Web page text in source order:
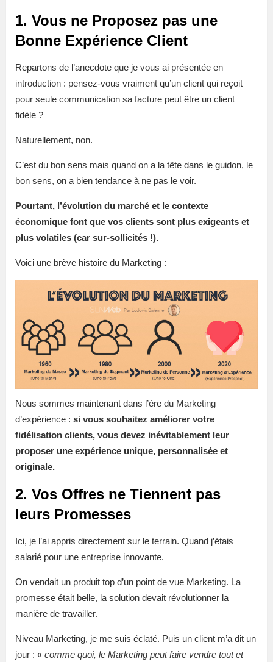
1. Vous ne Proposez pas une
Bonne Expérience Client
Repartons de l’anecdote que je vous ai présentée en
introduction : pensez-vous vraiment qu’un client qui reçoit
pour seule communication sa facture peut être un client
fidèle ?
Naturellement, non.
C’est du bon sens mais quand on a la tête dans le guidon, le
bon sens, on a bien tendance à ne pas le voir.
Pourtant, l’évolution du marché et le contexte
économique font que vos clients sont plus exigeants et
plus volatiles (car sur-sollicités !).
Voici une brève histoire du Marketing :
Nous sommes maintenant dans l’ère du Marketing
d’expérience : si vous souhaitez améliorer votre
fidélisation clients, vous devez inévitablement leur
proposer une expérience unique, personnalisée et
originale.
2. Vos Offres ne Tiennent pas
leurs Promesses
Ici, je l’ai appris directement sur le terrain. Quand j’étais
salarié pour une entreprise innovante.
On vendait un produit top d’un point de vue Marketing. La
promesse était belle, la solution devait révolutionner la
manière de travailler.
Niveau Marketing, je me suis éclaté. Puis un client m’a dit un
jour : « comme quoi, le Marketing peut faire vendre tout et